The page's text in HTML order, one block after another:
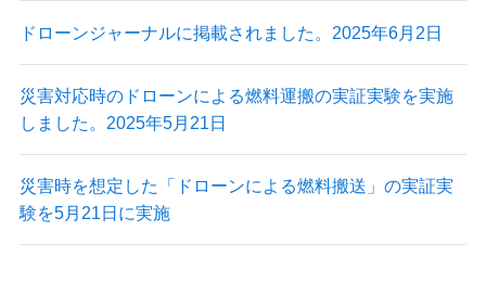
導入実績
出展情報
実証実験
掲載記事
Blog
ドローンジャーナルに掲載されました。2025年6月2日
災害対応時のドローンによる燃料運搬の実証実験を実施
しました。2025年5月21日
災害時を想定した「ドローンによる燃料搬送」の実証実
験を5月21日に実施